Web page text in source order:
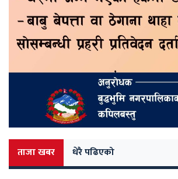
ताजा खबर धेरै पढिएको